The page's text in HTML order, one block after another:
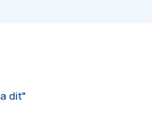
dit"